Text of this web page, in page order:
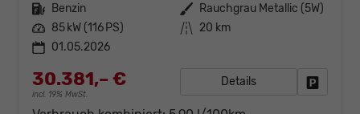
Kraftstoff Benzin Außenfarbe Rauchgrau Metallic (5W)
Leistung 85 kW (116 PS) Kilometerstand 20 km
01.05.2026
30.381,– €
incl. 19% MwSt.
Details